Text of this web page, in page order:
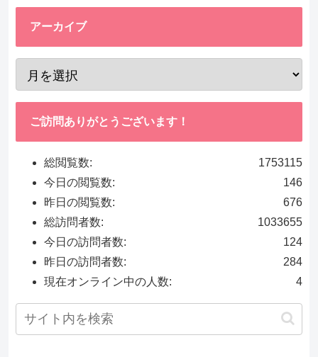
アーカイブ
ご訪問ありがとうございます！
1753115
総閲覧数:
146
今日の閲覧数:
676
昨日の閲覧数:
1033655
総訪問者数:
124
今日の訪問者数:
284
昨日の訪問者数:
4
現在オンライン中の人数: